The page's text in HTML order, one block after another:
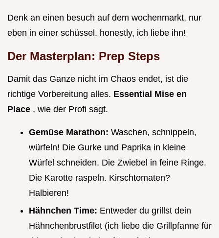
Denk an einen besuch auf dem wochenmarkt, nur
eben in einer schüssel. honestly, ich liebe ihn!
Der Masterplan: Prep Steps
Damit das Ganze nicht im Chaos endet, ist die
richtige Vorbereitung alles. Essential Mise en
Place , wie der Profi sagt.
Gemüse Marathon: Waschen, schnippeln,
würfeln! Die Gurke und Paprika in kleine
Würfel schneiden. Die Zwiebel in feine Ringe.
Die Karotte raspeln. Kirschtomaten?
Halbieren!
Hähnchen Time: Entweder du grillst dein
Hähnchenbrustfilet (ich liebe die Grillpfanne für